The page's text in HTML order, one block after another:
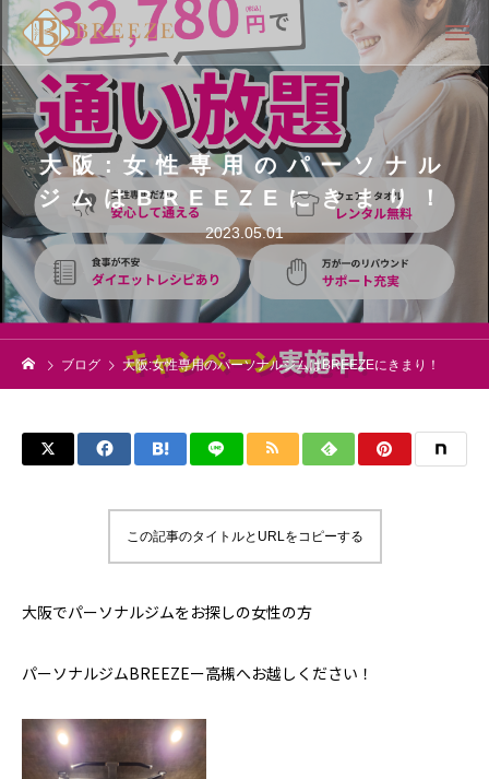
大阪:女性専用のパーソナル
ジムはBREEZEにきまり！
2023.05.01
ブログ 大阪:女性専用のパーソナルジムはBREEZEにきまり！
この記事のタイトルとURLをコピーする
大阪でパーソナルジムをお探しの女性の方
パーソナルジムBREEZEー高槻へお越しください！